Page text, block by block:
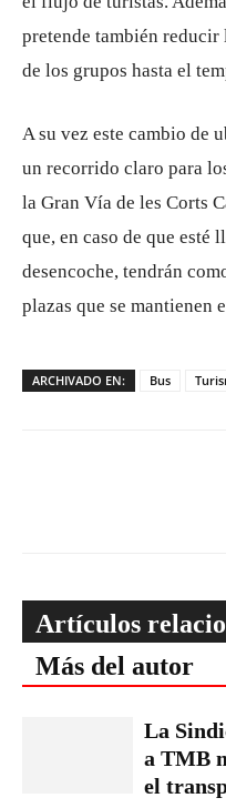
pretende también
de los grupos hasta el
A su vez este cambio de
un recorrido claro para
la Gran Vía de les Corts
que, en caso de que esté
desencoche, tendrán
plazas que se mantienen
ARCHIVADO EN: Bus
Artículos
Más del autor
La
a TMB
el